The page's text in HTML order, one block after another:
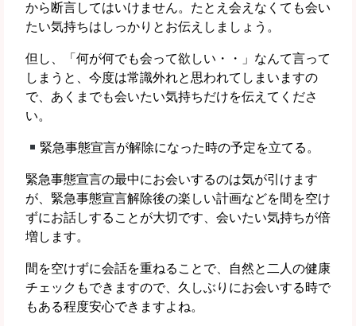
から断言してはいけません。たとえ会えなくても会い
たい気持ちはしっかりとお伝えしましょう。
但し、「何が何でも会って欲しい・・」なんて言って
しまうと、今度は常識外れと思われてしまいますの
で、あくまでも会いたい気持ちだけを伝えてくださ
い。
緊急事態宣言が解除になった時の予定を立てる。
緊急事態宣言の最中にお会いするのは気が引けます
が、緊急事態宣言解除後の楽しい計画などを間を空け
ずにお話しすることが大切です、会いたい気持ちが倍
増します。
間を空けずに会話を重ねることで、自然と二人の健康
チェックもできますので、久しぶりにお会いする時で
もある程度安心できますよね。